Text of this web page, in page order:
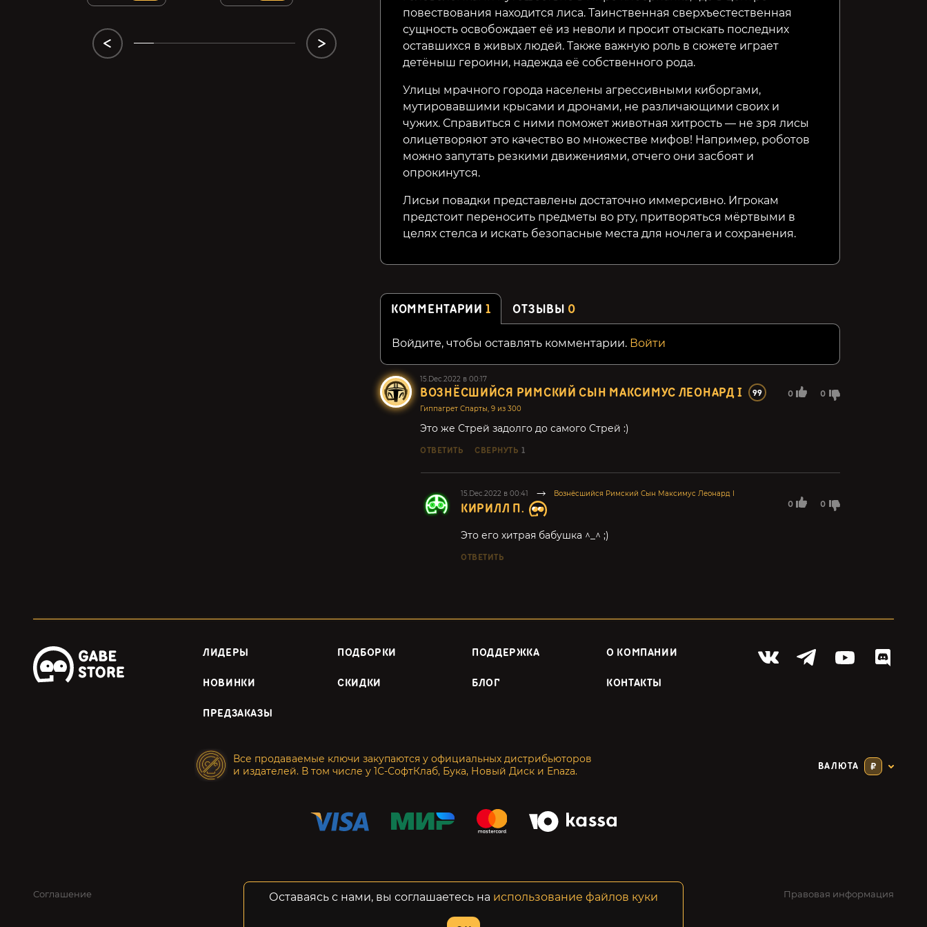
повествования находится лиса. Таинственная сверхъестественная
сущность освобождает её из неволи и просит отыскать последних
оставшихся в живых людей. Также важную роль в сюжете играет
детёныш героини, надежда её собственного рода.
Улицы мрачного города населены агрессивными киборгами,
мутировавшими крысами и дронами, не различающими своих и
чужих. Справиться с ними поможет животная хитрость — не зря лисы
олицетворяют это качество во множестве мифов! Например, роботов
можно запутать резкими движениями, отчего они засбоят и
опрокинутся.
Лисьи повадки представлены достаточно иммерсивно. Игрокам
предстоит переносить предметы во рту, притворяться мёртвыми в
целях стелса и искать безопасные места для ночлега и сохранения.
КОММЕНТАРИИ 1 ОТЗЫВЫ 0
Войдите, чтобы оставлять комментарии. Войти
15.Dec.2022 в 00:17
ВОЗНЁСШИЙСЯ РИМСКИЙ СЫН МАКСИМУС ЛЕОНАРД I 99
Гиппагрет Спарты, 9 из 300
0 0
Это же Стрей зaдолго до сaмого Стрей :)
ОТВЕТИТЬ СВЕРНУТЬ 1
15.Dec.2022 в 00:41 Вознёсшийся Римский Сын Максимус Леонард I
КИРИЛЛ П. 0 0
Это его хитрая бабушка ^_^ ;)
ОТВЕТИТЬ
ЛИДЕРЫ ПОДБОРКИ ПОДДЕРЖКА О КОМПАНИИ
НОВИНКИ СКИДКИ БЛОГ КОНТАКТЫ
ПРЕДЗАКАЗЫ
Все продаваемые ключи закупаются у официальных дистрибьюторов
и издателей. В том числе у 1С-СофтКлаб, Бука, Новый Диск и Enaza.
ВАЛЮТА ₽
Соглашение Конфиденциальность Возвраты Правовая информация
Оставаясь с нами, вы соглашаетесь на использование файлов куки